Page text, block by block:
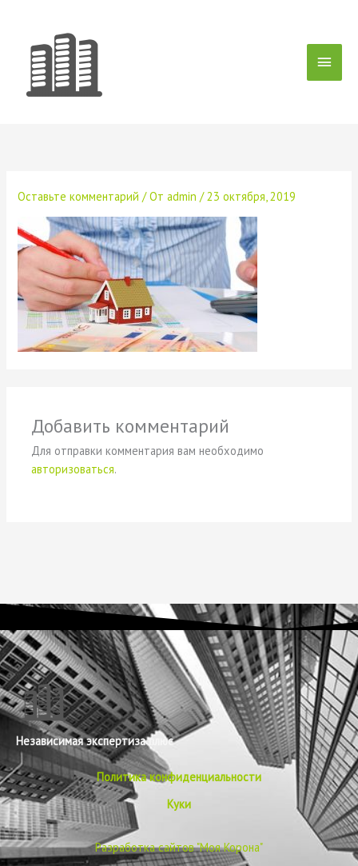
содержимому
Оставьте комментарий / Отadmin/23 октября, 2019
Добавить комментарий
Для отправки комментария вам необходимо
авторизоваться.
Независимая экспертиза плюс
Политика конфиденциальности
Куки
Разработка сайтов "Моя Корона"